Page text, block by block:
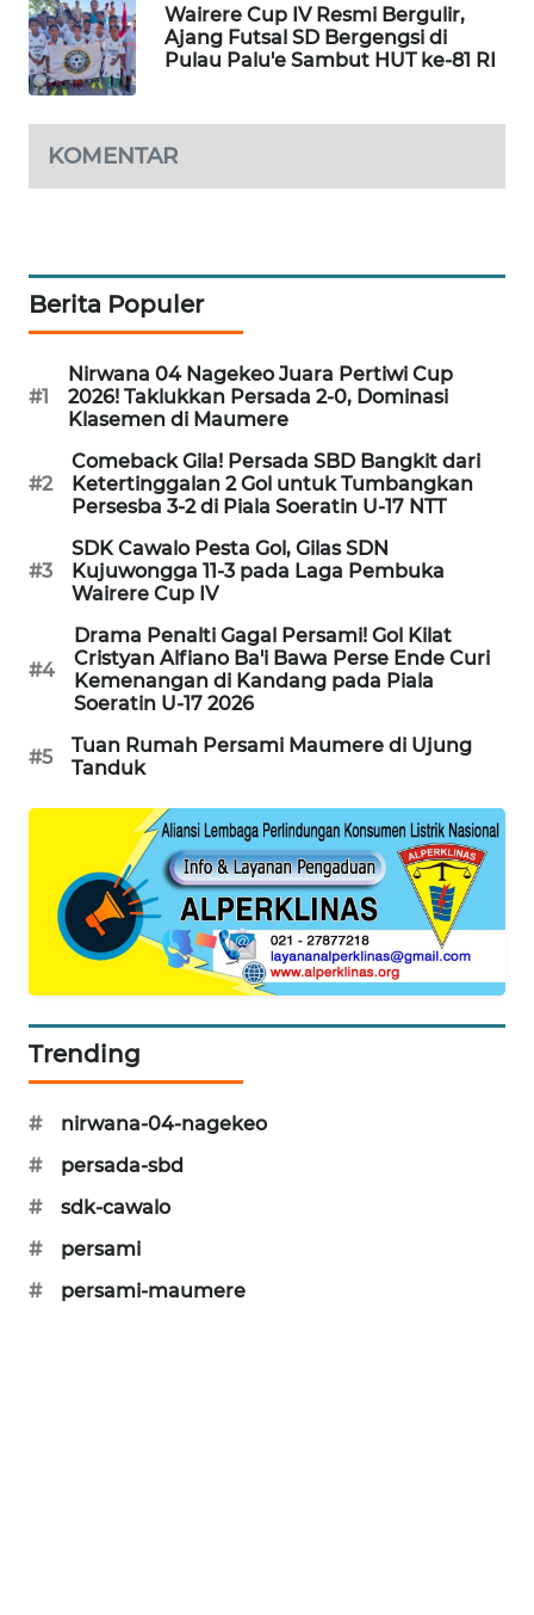
Wairere Cup IV Resmi Bergulir,
Ajang Futsal SD Bergengsi di
Pulau Palu'e Sambut HUT ke-81 RI
KOMENTAR
Berita Populer
#1
Nirwana 04 Nagekeo Juara Pertiwi Cup
2026! Taklukkan Persada 2-0, Dominasi
Klasemen di Maumere
#2
Comeback Gila! Persada SBD Bangkit dari
Ketertinggalan 2 Gol untuk Tumbangkan
Persesba 3-2 di Piala Soeratin U-17 NTT
#3
SDK Cawalo Pesta Gol, Gilas SDN
Kujuwongga 11-3 pada Laga Pembuka
Wairere Cup IV
#4
Drama Penalti Gagal Persami! Gol Kilat
Cristyan Alfiano Ba'i Bawa Perse Ende Curi
Kemenangan di Kandang pada Piala
Soeratin U-17 2026
#5
Tuan Rumah Persami Maumere di Ujung
Tanduk
Trending
#
nirwana-04-nagekeo
#
persada-sbd
#
sdk-cawalo
#
persami
#
persami-maumere
LKKI
KOPEKLIN
PORTAL
KONSUMEN
ALPERKLINAS
FORJASIDA
NEWS
NEWS
NEWS
SIBARAGAS
METRO
MEDAN
NEWS
JAKARTA
NEWS
KRT
NEWS
KARING
NEWS
JURNAL